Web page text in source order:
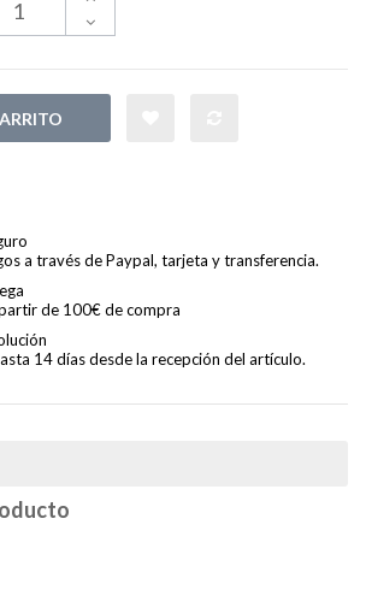
a través de Paypal, tarjeta y transferencia.
de 100€ de compra
14 días desde la recepción del artículo.